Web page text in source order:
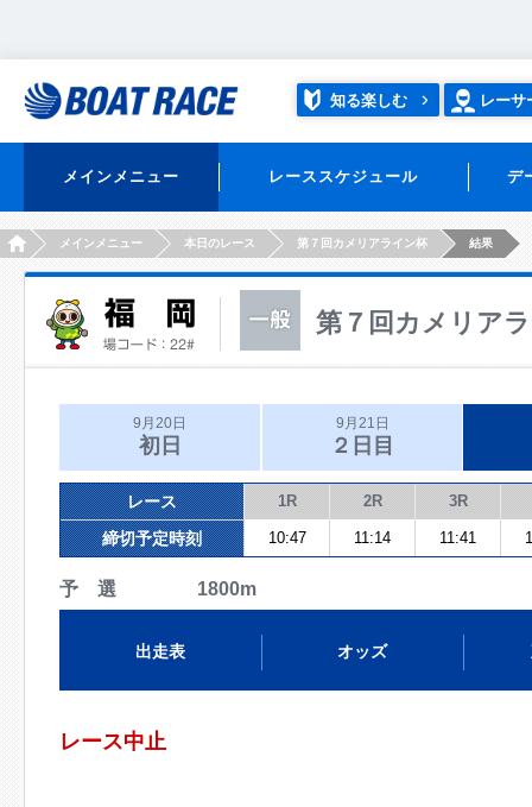
知る楽しむ レーサ
メインメニュー レーススケジュール デ
HOMEメインメニュー 本日のレース 第７回カメリアライン杯 結果
第７回カメリア
9月20日
初日
9月21日
２日目
レース 1R 2R 3R
締切予定時刻 10:47 11:14 11:41
予 選 1800m
出走表 オッズ
レース中止